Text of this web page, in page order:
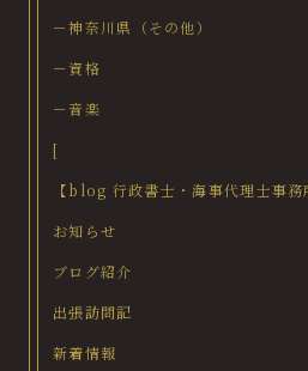
－神奈川県（その他）
－資格
－音楽
[
【blog 行政書士・海事代理士事務
お知らせ
ブログ紹介
出張訪問記
新着情報